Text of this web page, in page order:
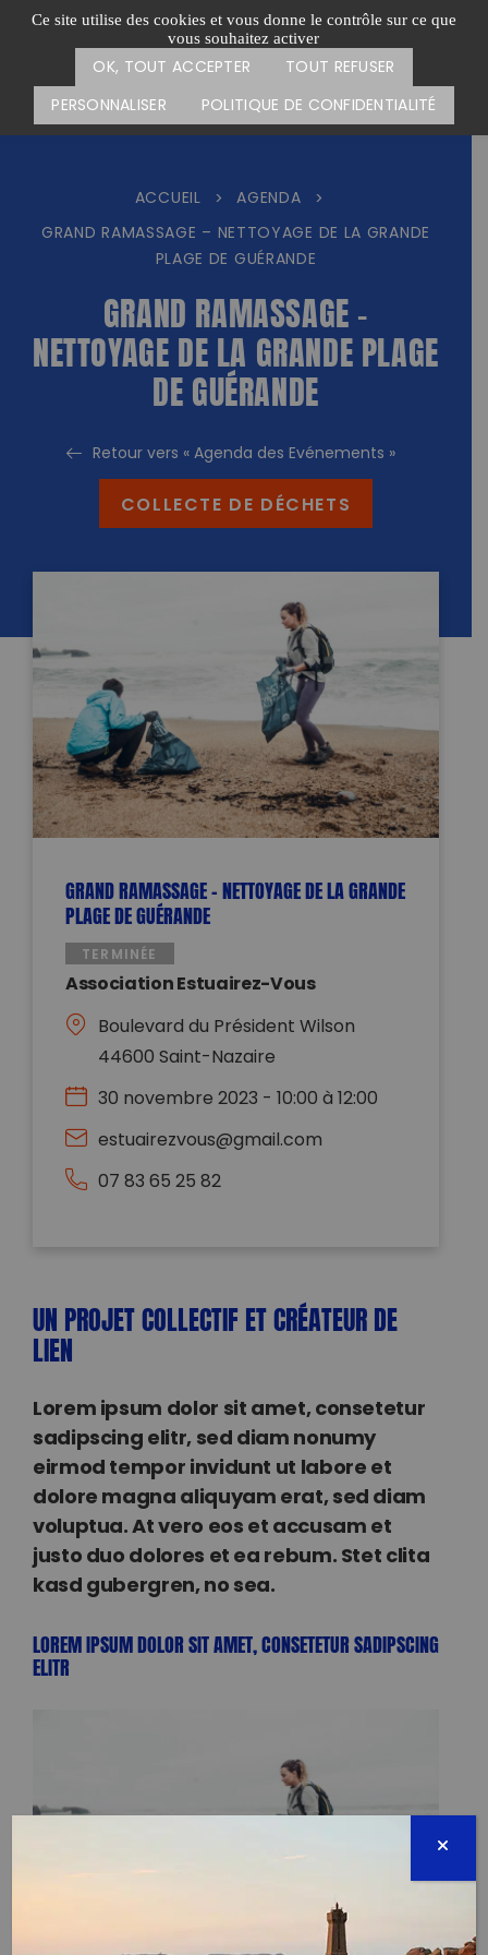
Ce site utilise des cookies et vous donne le contrôle sur ce que
vous souhaitez activer
OK, TOUT ACCEPTER
TOUT REFUSER
PERSONNALISER
POLITIQUE DE CONFIDENTIALITÉ
Passer
Menu
CARTE DES ACTIONS FAIRE UN DON
ACCUEIL > AGENDA
>
GRAND RAMASSAGE – NETTOYAGE DE LA GRANDE
PLAGE DE GUÉRANDE
GRAND RAMASSAGE –
NETTOYAGE DE LA GRANDE PLAGE
DE GUÉRANDE
Retour vers « Agenda des Evénements »
COLLECTE DE DÉCHETS
GRAND RAMASSAGE – NETTOYAGE DE LA GRANDE
PLAGE DE GUÉRANDE
TERMINÉE
Association Estuairez-Vous
Boulevard du Président Wilson
44600 Saint-Nazaire
30 novembre 2023 - 10:00 à 12:00
estuairezvous@gmail.com
07 83 65 25 82
UN PROJET COLLECTIF ET CRÉATEUR DE
LIEN
Lorem ipsum dolor sit amet, consetetur
sadipscing elitr, sed diam nonumy
eirmod tempor invidunt ut labore et
dolore magna aliquyam erat, sed diam
voluptua. At vero eos et accusam et
justo duo dolores et ea rebum. Stet clita
kasd gubergren, no sea.
LOREM IPSUM DOLOR SIT AMET, CONSETETUR SADIPSCING
ELITR